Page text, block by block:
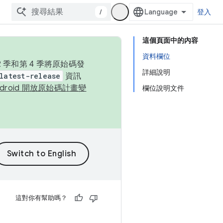
/ 登入
這個頁面中的內容
資料欄位
詳細說明
欄位說明文件
和第 4 季將原始碼發
release
資訊
開放原始碼計畫變
這對你有幫助嗎？